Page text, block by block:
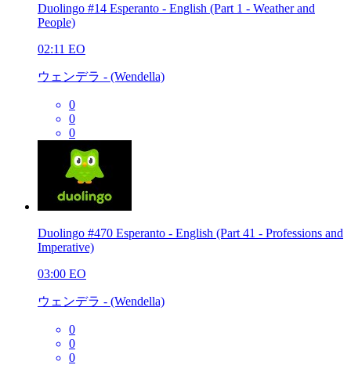
Duolingo #14 Esperanto - English (Part 1 - Weather and
People)
02:11 EO
ウェンデラ - (Wendella)
0
0
0
Duolingo #470 Esperanto - English (Part 41 - Professions and
Imperative)
03:00 EO
ウェンデラ - (Wendella)
0
0
0